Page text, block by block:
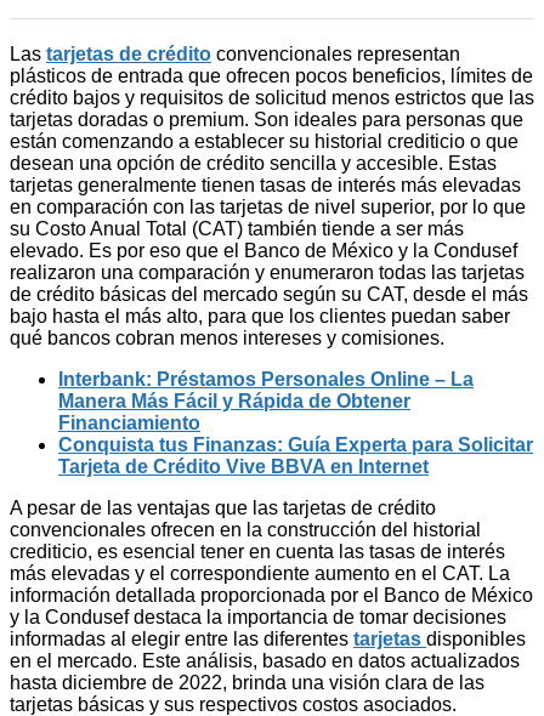
Las tarjetas de crédito convencionales representan
plásticos de entrada que ofrecen pocos beneficios, límites de
crédito bajos y requisitos de solicitud menos estrictos que las
tarjetas doradas o premium. Son ideales para personas que
están comenzando a establecer su historial crediticio o que
desean una opción de crédito sencilla y accesible. Estas
tarjetas generalmente tienen tasas de interés más elevadas
en comparación con las tarjetas de nivel superior, por lo que
su Costo Anual Total (CAT) también tiende a ser más
elevado. Es por eso que el Banco de México y la Condusef
realizaron una comparación y enumeraron todas las tarjetas
de crédito básicas del mercado según su CAT, desde el más
bajo hasta el más alto, para que los clientes puedan saber
qué bancos cobran menos intereses y comisiones.
Interbank: Préstamos Personales Online – La
Manera Más Fácil y Rápida de Obtener
Financiamiento
Conquista tus Finanzas: Guía Experta para Solicitar
Tarjeta de Crédito Vive BBVA en Internet
A pesar de las ventajas que las tarjetas de crédito
convencionales ofrecen en la construcción del historial
crediticio, es esencial tener en cuenta las tasas de interés
más elevadas y el correspondiente aumento en el CAT. La
información detallada proporcionada por el Banco de México
y la Condusef destaca la importancia de tomar decisiones
informadas al elegir entre las diferentes tarjetas disponibles
en el mercado. Este análisis, basado en datos actualizados
hasta diciembre de 2022, brinda una visión clara de las
tarjetas básicas y sus respectivos costos asociados.